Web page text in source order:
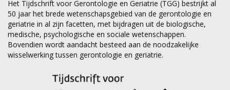
Het Tijdschrift voor Gerontologie en Geriatrie (TGG) bestrijkt al
50 jaar het brede wetenschapsgebied van de gerontologie en
geriatrie in al zijn facetten, met bijdragen uit de biologische,
medische, psychologische en sociale wetenschappen.
Bovendien wordt aandacht besteed aan de noodzakelijke
wisselwerking tussen gerontologie en geriatrie.